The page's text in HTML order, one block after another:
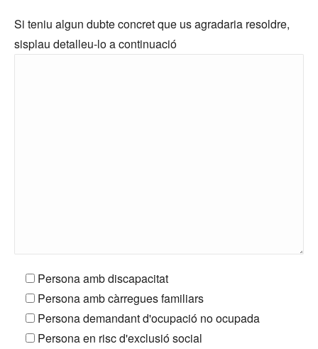
Si teniu algun dubte concret que us agradaria resoldre,
sisplau detalleu-lo a continuació
Persona amb discapacitat
Persona amb càrregues familiars
Persona demandant d'ocupació no ocupada
Persona en risc d'exclusió social